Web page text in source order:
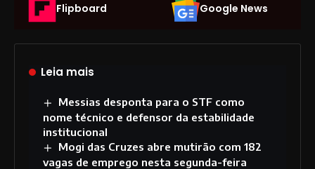
Flipboard Google News
Leia mais
Messias desponta para o STF como
nome técnico e defensor da estabilidade
institucional
Mogi das Cruzes abre mutirão com 182
vagas de emprego nesta segunda-feira